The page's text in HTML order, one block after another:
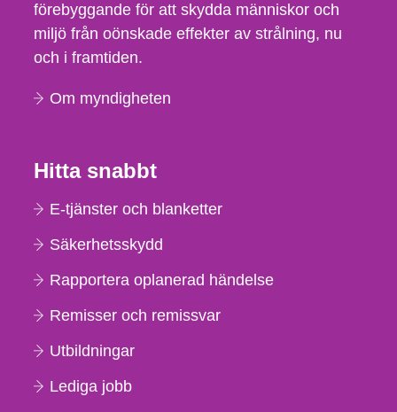
förebyggande för att skydda människor och
miljö från oönskade effekter av strålning, nu
och i framtiden.
Om myndigheten
Hitta snabbt
E-tjänster och blanketter
Säkerhetsskydd
Rapportera oplanerad händelse
Remisser och remissvar
Utbildningar
Lediga jobb